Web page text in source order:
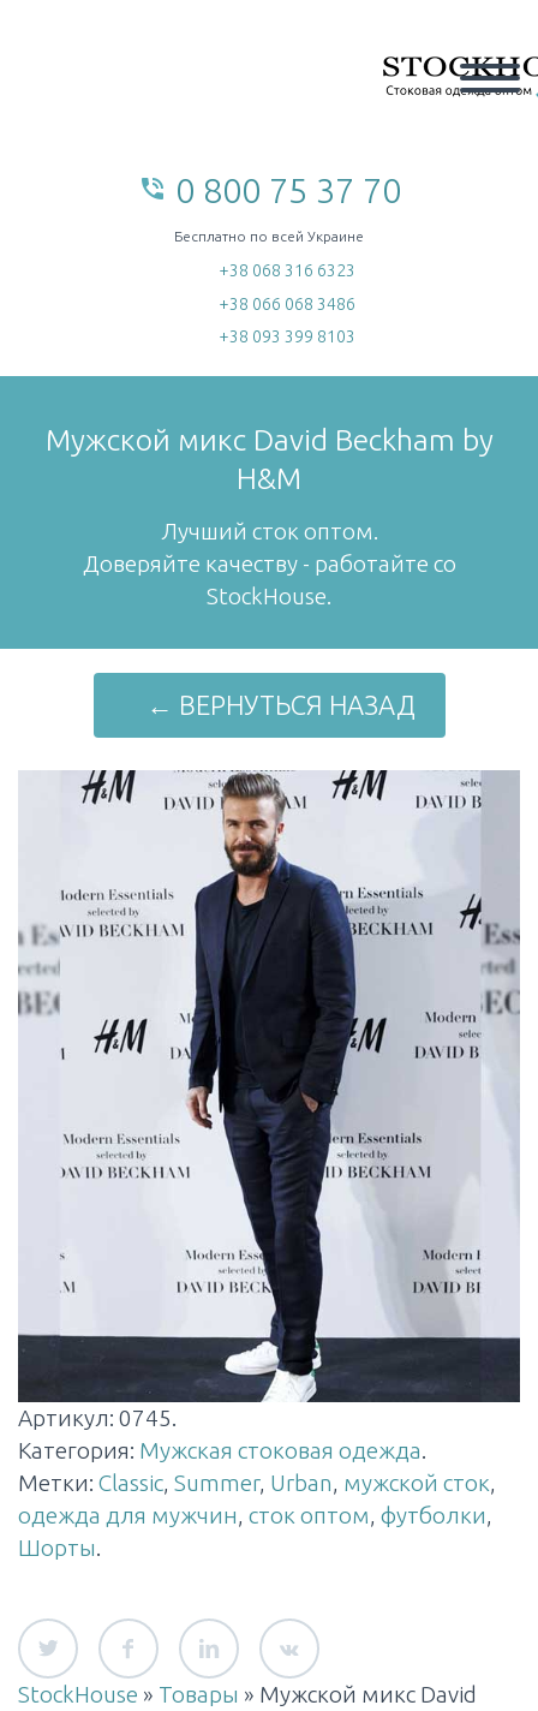
phone_in_talk 0 800 75 37 70
Бесплатно по всей Украине
+38 068 316 6323
+38 066 068 3486
+38 093 399 8103
Мужской микс David Beckham by
H&M
Лучший сток оптом.
Доверяйте качеству - работайте со
StockHouse.
← ВЕРНУТЬСЯ НАЗАД
Артикул: 0745.
Категория: Мужская стоковая одежда.
Метки: Classic, Summer, Urban, мужской сток,
одежда для мужчин, сток оптом, футболки,
Шорты.
StockHouse » Товары » Мужской микс David